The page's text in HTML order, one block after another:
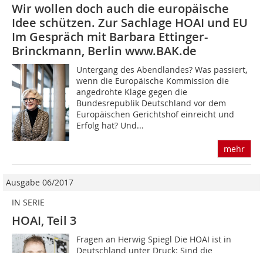
Wir wollen doch auch die europäische
Idee schützen. Zur Sachlage HOAI und EU
Im Gespräch mit Barbara Ettinger-
Brinckmann, Berlin www.BAK.de
Untergang des Abendlandes? Was passiert,
wenn die Europäische Kommission die
angedrohte Klage gegen die
Bundesrepublik Deutschland vor dem
Europäischen Gerichtshof einreicht und
Erfolg hat? Und...
mehr
Ausgabe 06/2017
IN SERIE
HOAI, Teil 3
Fragen an Herwig Spiegl Die HOAI ist in
Deutschland unter Druck: Sind die